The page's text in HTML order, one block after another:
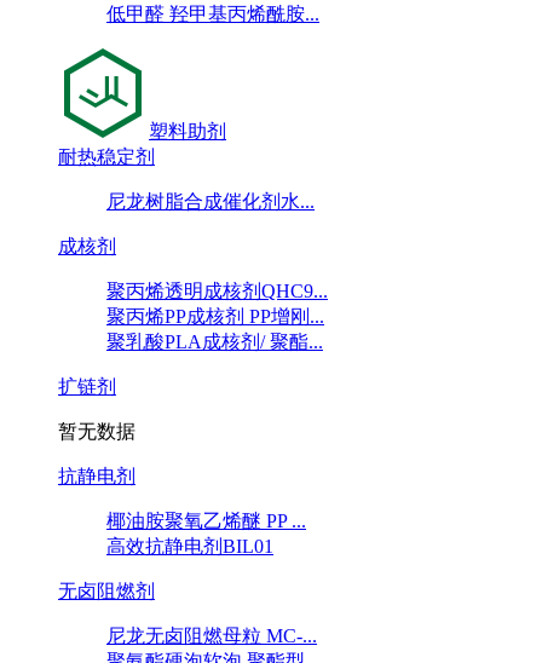
低甲醛 羟甲基丙烯酰胺...
塑料助剂
耐热稳定剂
尼龙树脂合成催化剂水...
成核剂
聚丙烯透明成核剂QHC9...
聚丙烯PP成核剂 PP增刚...
聚乳酸PLA成核剂/ 聚酯...
扩链剂
暂无数据
抗静电剂
椰油胺聚氧乙烯醚 PP ...
高效抗静电剂BIL01
无卤阻燃剂
尼龙无卤阻燃母粒 MC-...